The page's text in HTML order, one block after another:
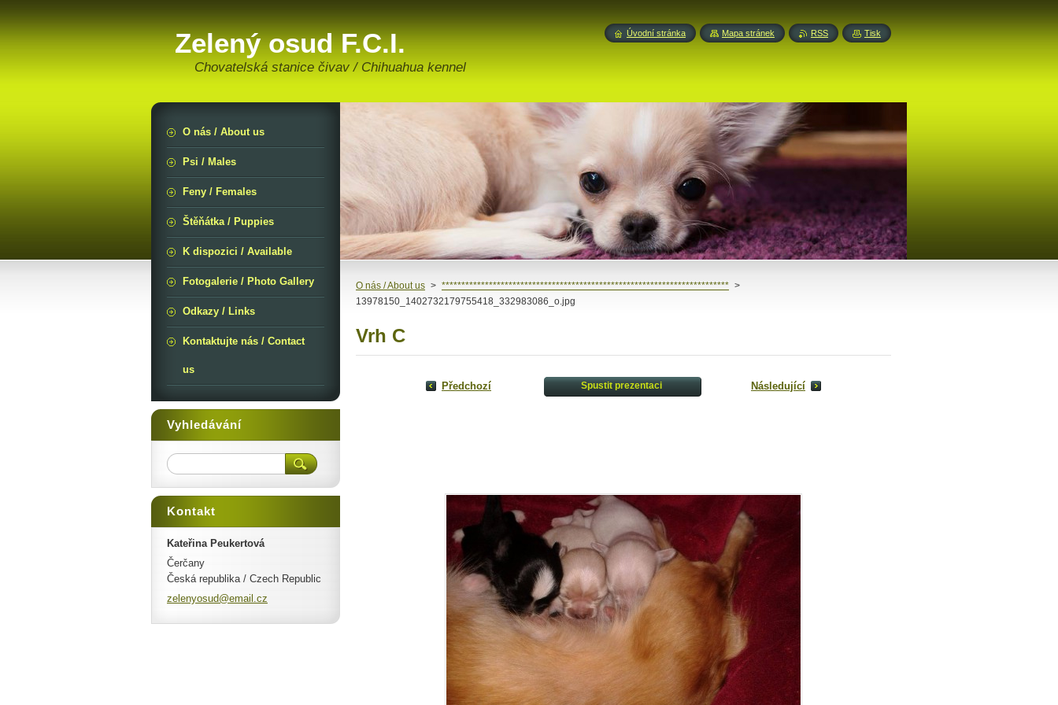
Zelený osud F.C.I.
Chovatelská stanice čivav / Chihuahua kennel
O nás / About us > ************************************************************************* >
13978150_1402732179755418_332983086_o.jpg
Vrh C
Předchozí Spustit prezentaci Následující
O nás / About us
Psi / Males
Feny / Females
Štěňátka / Puppies
K dispozici / Available
Fotogalerie / Photo Gallery
Odkazy / Links
Kontaktujte nás / Contact
us
Vyhledávání
Kontakt
Kateřina Peukertová
Čerčany
Česká republika / Czech Republic
zelenyosud@email .cz
Úvodní stránka Mapa stránek RSS Tisk